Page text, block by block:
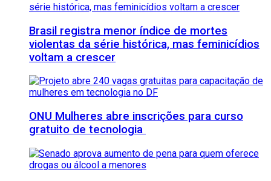
Brasil registra menor índice de mortes
violentas da série histórica, mas feminicídios
voltam a crescer
ONU Mulheres abre inscrições para curso
gratuito de tecnologia